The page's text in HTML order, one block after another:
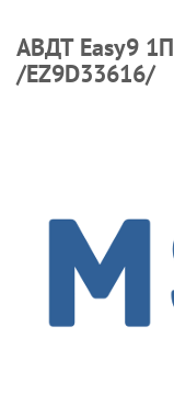
АВДТ Easy9
/EZ9D33616/